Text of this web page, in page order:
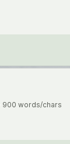
900 words/chars